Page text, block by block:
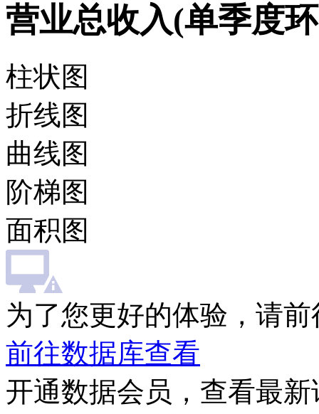
营业总收入(单季度
柱状图
折线图
曲线图
阶梯图
面积图
为了您更好的体验，请
前往数据库查看
开通数据会员，查看最